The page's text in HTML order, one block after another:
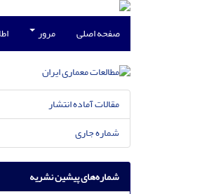
صفحه اصلی مرور
مقالات آماده انتشار
شماره جاری
شماره‌های پیشین نشریه